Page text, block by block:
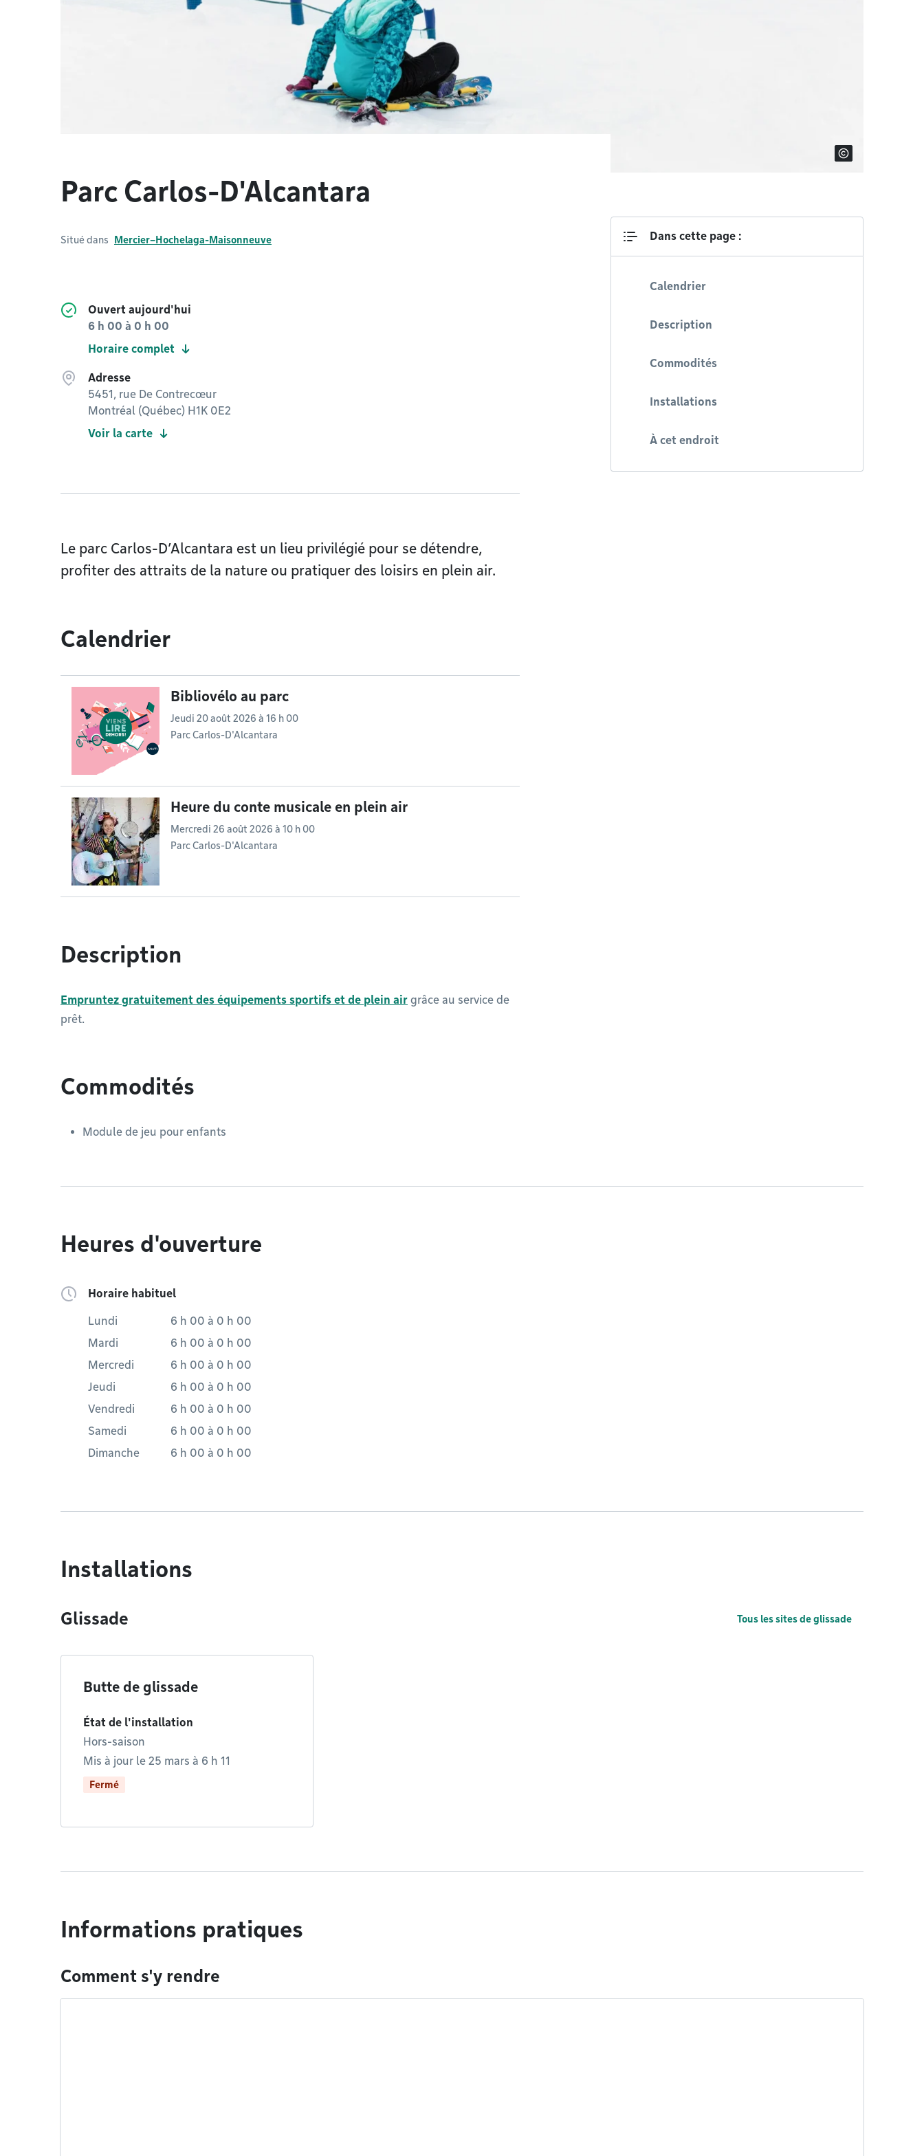
Parc Carlos-D'Alcantara
Situé dans Mercier–Hochelaga-Maisonneuve
Ouvert aujourd'hui
6 h 00 à 0 h 00
Horaire complet
Adresse
5451, rue De Contrecœur
Montréal (Québec) H1K 0E2
Voir la carte
Dans cette page :
Calendrier
Description
Commodités
Installations
À cet endroit
Le parc Carlos-D’Alcantara est un lieu privilégié pour se détendre,
profiter des attraits de la nature ou pratiquer des loisirs en plein air.
Calendrier
Bibliovélo au parc
Jeudi 20 août 2026 à 16 h 00
Parc Carlos-D'Alcantara
Heure du conte musicale en plein air
Mercredi 26 août 2026 à 10 h 00
Parc Carlos-D'Alcantara
Description
Empruntez gratuitement des équipements sportifs et de plein air grâce au service de
prêt.
Commodités
Module de jeu pour enfants
Heures d'ouverture
Horaire habituel
Lundi 6 h 00 à 0 h 00
Mardi
6 h 00 à 0 h 00
Mercredi
6 h 00 à 0 h 00
Jeudi
6 h 00 à 0 h 00
Vendredi
6 h 00 à 0 h 00
Samedi
6 h 00 à 0 h 00
Dimanche
6 h 00 à 0 h 00
Installations
Glissade Tous les sites de glissade
Butte de glissade
État de l'installation
Hors-saison
Mis à jour le 25 mars à 6 h 11
Fermé
Informations pratiques
Comment s'y rendre